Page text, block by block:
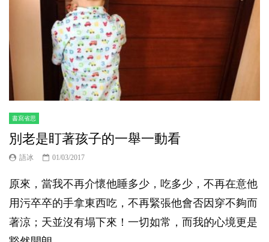
書寫省思
別老是盯著孩子的一舉一動看
語冰 01/03/2017
原來，當我不再介懷他睡多少，吃多少，不再在意他
用污卒卒的手拿東西吃，不再緊張他會否因穿不夠而
著涼；天並沒有塌下來！一切如常，而我的心境更是